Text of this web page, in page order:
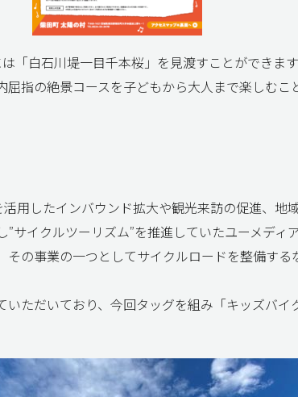
「白石川堤一目千本桜」を見渡すことができます
指の絶景コースを子どもから大人まで楽しむこ
用したインバウンド拡大や観光来訪の促進、地
イクルツーリズム”を推進していたユーメディア
の事業の一つとしてサイクルロードを整備す
ただいており、今回タッグを組み「キッズバイ